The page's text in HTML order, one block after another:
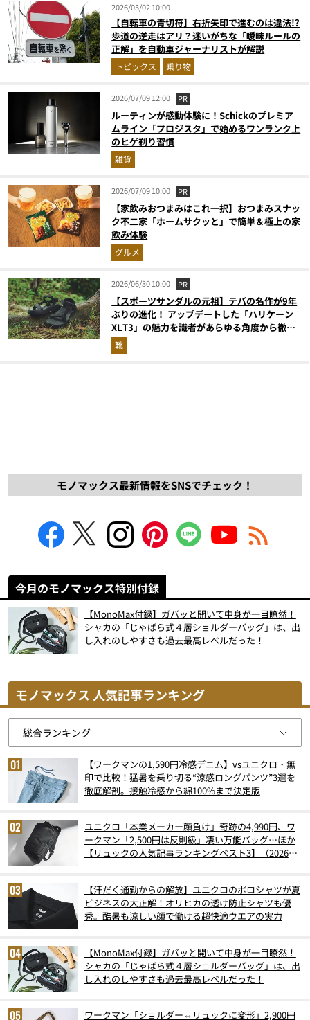
2026/05/02 10:00
【自転車の青切符】右折矢印で進むのは違法!?
歩道の逆走はアリ？迷いがちな「曖昧ルールの
正解」を自動車ジャーナリストが解説
トピックス 乗り物
2026/07/09 12:00 PR
ルーティンが感動体験に！Schickのプレミア
ムライン「プロジスタ」で始めるワンランク上
のヒゲ剃り習慣
雑貨
2026/07/09 10:00 PR
【家飲みおつまみはこれ一択】おつまみスナッ
ク不二家「ホームサクッと」で簡単＆極上の家
飲み体験
グルメ
2026/06/30 10:00 PR
【スポーツサンダルの元祖】テバの名作が9年
ぶりの進化！ アップデートした「ハリケーン
XLT3」の魅力を識者があらゆる角度から徹底
解説！
靴
モノマックス最新情報をSNSでチェック！
今月のモノマックス特別付録
【MonoMax付録】ガバッと開いて中身が一目瞭然！
シャカの「じゃばら式４層ショルダーバッグ」は、出
し入れのしやすさも過去最高レベルだった！
モノマックス 人気記事ランキング
【ワークマンの1,590円冷感デニム】vsユニクロ・無
印で比較！猛暑を乗り切る“涼感ロングパンツ”3選を
徹底解剖。接触冷感から綿100%まで決定版
ユニクロ「本業メーカー顔負け」奇跡の4,990円、ワ
ークマン「2,500円は反則級」凄い万能バッグ…ほか
【リュックの人気記事ランキングベスト3】（2026年
【汗だく通勤からの解放】ユニクロのポロシャツが夏
ビジネスの大正解！オリヒカの透け防止シャツも優
秀。酷暑も涼しい顔で働ける超快適ウエアの実力
【MonoMax付録】ガバッと開いて中身が一目瞭然！
シャカの「じゃばら式４層ショルダーバッグ」は、出
し入れのしやすさも過去最高レベルだった！
ワークマン「ショルダー⇔リュックに変形」2,900円